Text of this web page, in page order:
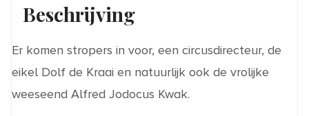
Beschrijving
Er komen stropers in voor, een circusdirecteur, de
eikel Dolf de Kraai en natuurlijk ook de vrolijke
weeseend Alfred Jodocus Kwak.